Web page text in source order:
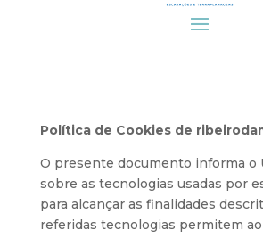
Política de Cookies de
O presente documento informa o
sobre as tecnologias usadas por
para alcançar as finalidades
referidas tecnologias permitem